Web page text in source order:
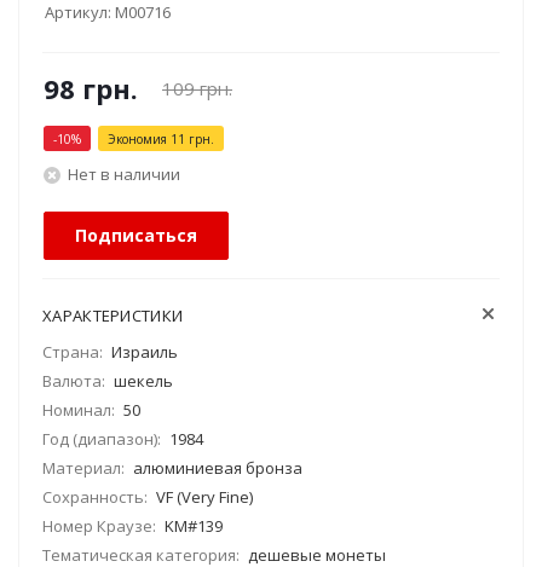
Артикул: М00716
98 грн. 109грн.
-10% Экономия 11 грн.
Нет в наличии
Подписаться
ХАРАКТЕРИСТИКИ
Страна: Израиль
Валюта: шекель
Номинал: 50
Год (диапазон): 1984
Материал: алюминиевая бронза
Сохранность: VF (Very Fine)
Номер Краузе: KM#139
Тематическая категория: дешевые монеты